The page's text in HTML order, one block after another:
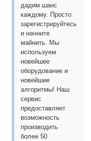
дадим шанс
каждому. Просто
зарегистрируйтесь
и начните
майнить. Мы
используем
новейшее
оборудование и
новейшие
алгоритмы! Наш
сервис
предоставляет
возможность
производить
более 50